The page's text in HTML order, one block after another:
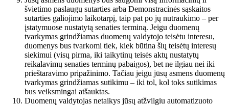
švietimo paslaugų sutarties arba Demonstracinės sąskaitos
sutarties galiojimo laikotarpį, taip pat po jų nutraukimo – per
įstatymuose nustatytą senaties terminą. Jeigu duomenų
tvarkymas grindžiamas duomenų valdytojo teisėtu interesu,
duomenys bus tvarkomi tiek, kiek būtina šių teisėtų interesų
siekimui (visų pirma, iki taikytinų teisės aktų nustatytų
reikalavimų senaties terminų pabaigos), bet ne ilgiau nei iki
prieštaravimo pripažinimo. Tačiau jeigu jūsų asmens duomenų
tvarkymas grindžiamas sutikimu – iki tol, kol toks sutikimas
bus veiksmingai atšauktas.
Duomenų valdytojas netaikys jūsų atžvilgiu automatizuoto